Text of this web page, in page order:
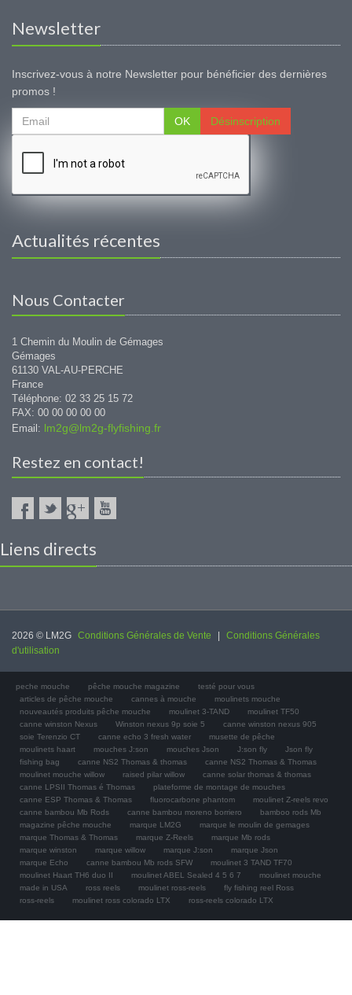
Newsletter
Inscrivez-vous à notre Newsletter pour bénéficier des dernières
promos !
OK Désinscription
Actualités récentes
Nous Contacter
1 Chemin du Moulin de Gémages
Gémages
61130 VAL-AU-PERCHE
France
Téléphone: 02 33 25 15 72
FAX: 00 00 00 00 00
Email: lm2g@lm2g-flyfishing.fr
Restez en contact!
Liens directs
2026 © LM2G Conditions Générales de Vente
Conditions Générales
d'utilisation
peche mouche pêche mouche magazine
testé pour vous
articles de pêche mouche
cannes à mouche
moulinets mouche
nouveautés produits pêche mouche
moulinet 3-TAND
moulinet TF50
canne winston Nexus
Winston nexus 9p soie 5
canne winston nexus 905
soie Terenzio CT
canne echo 3 fresh water
musette de pêche
moulinets haart
mouches J:son mouches Json J:son fly
Json fly
fishing bag
canne NS2 Thomas & thomas
canne NS2 Thomas & Thomas
moulinet mouche willow
raised pilar willow
canne solar thomas & thomas
canne LPSII Thomas é Thomas
plateforme de montage de mouches
canne ESP Thomas & Thomas
fluorocarbone phantom
moulinet Z-reels revo
canne bambou Mb Rods
canne bambou moreno borriero
bamboo rods Mb
magazine pêche mouche
marque LM2G
marque le moulin de gemages
marque Thomas & Thomas
marque Z-Reels
marque Mb rods
marque winston
marque willow marque J:son
marque Json
marque Echo
canne bambou Mb rods SFW
moulinet 3 TAND TF70
moulinet Haart TH6 duo II
moulinet ABEL Sealed 4 5 6 7
moulinet mouche
made in USA
ross reels moulinet ross-reels
fly fishing reel Ross
ross-reels
moulinet ross colorado LTX ross-reels colorado LTX